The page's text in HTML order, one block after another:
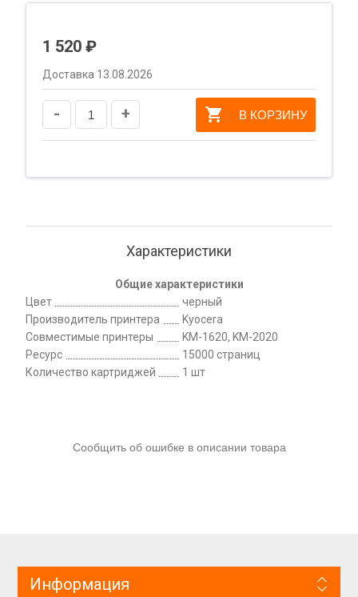
1 520 ₽
Доставка 13.08.2026
- + В КОРЗИНУ
Характеристики
Общие характеристики
Цвет
черный
Производитель принтера
Kyocera
Совместимые принтеры
KM-1620, KM-2020
Ресурс
15000 страниц
Количество картриджей
1 шт
Сообщить об ошибке в описании товара
Информация